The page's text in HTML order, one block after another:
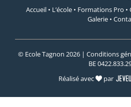
Accueil • L’école • Formations Pro •
Galerie •
© Ecole Tagnon 2026 | Conditions
BE
Réalisé avec
par